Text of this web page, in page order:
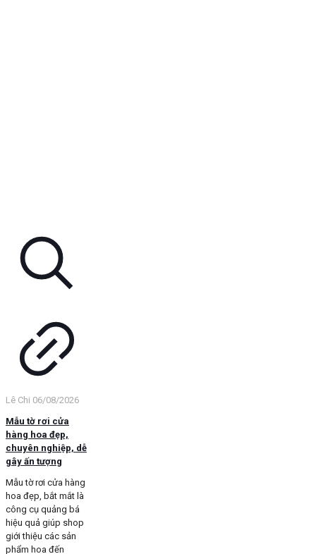
Lê Chi 06/08/2026
Mẫu tờ rơi cửa
hàng hoa đẹp,
chuyên nghiệp, dễ
gây ấn tượng
Mẫu tờ rơi cửa hàng
hoa đẹp, bắt mắt là
công cụ quảng bá
hiệu quả giúp shop
giới thiệu các sản
phẩm hoa đến